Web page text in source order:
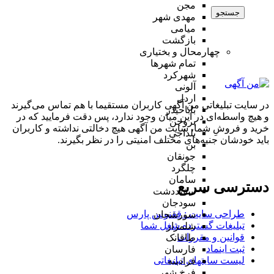
مجن
مهدی شهر
میامی
بازگشت
چهارمحال و بختیاری
تمام شهر‌ها
شهرکرد
آلونی
اردل
باباحیدر
بروجن
بلداجی
بن
جونقان
چلگرد
سامان
سفیددشت
سودجان
سورشجان
شلمزار
طاقانک
فارسان
فرادبنه
جستجو
در سایت تبلیغاتی من آگهی کاربران مستقیما با هم تماس می‌گیرند
و هیچ واسطه‌ای در این میان وجود ندارد، پس دقت فرمایید که در
خرید و فروشِ شما، سایت من آگهی هیچ دخالتی نداشته و کاربران
باید خودشان جنبه‌های مختلف امنیتی را در نظر بگیرند.
دسترسی سریع
طراحی سایت :‌ ققنوس پارس
تبلیغات گسترده شغل شما
قوانین و مقررات
ثبت اینماد
لیست سایتهای تبلیغاتی